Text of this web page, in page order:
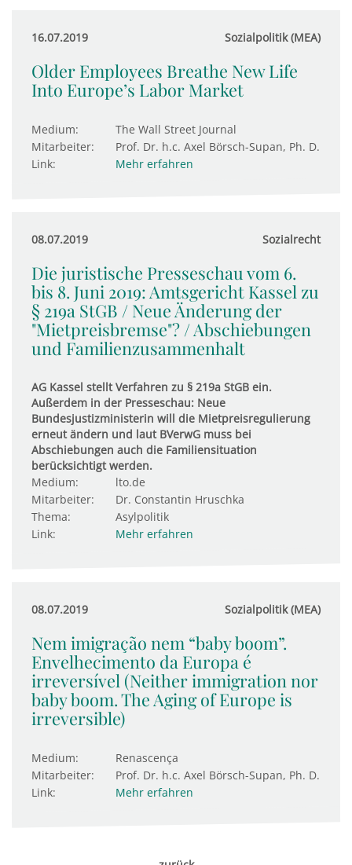
16.07.2019 Sozialpolitik (MEA)
Older Employees Breathe New Life
Into Europe’s Labor Market
Medium:
The Wall Street Journal
Mitarbeiter:
Prof. Dr. h.c. Axel Börsch-Supan, Ph. D.
Link:
Mehr erfahren
08.07.2019 Sozialrecht
Die juristische Presseschau vom 6.
bis 8. Juni 2019: Amts­ge­richt Kassel zu
§ 219a StGB / Neue Ände­rung der
"Miet­p­reis­b­remse"? / Ab­schie­bungen
und Fami­li­en­zu­sam­men­halt
AG Kassel stellt Verfahren zu § 219a StGB ein.
Außerdem in der Presseschau: Neue
Bundesjustizministerin will die Mietpreisregulierung
erneut ändern und laut BVerwG muss bei
Abschiebungen auch die Familiensituation
berücksichtigt werden.
Medium:
lto.de
Mitarbeiter:
Dr. Constantin Hruschka
Thema:
Asylpolitik
Link:
Mehr erfahren
08.07.2019 Sozialpolitik (MEA)
Nem imigração nem “baby boom”.
Envelhecimento da Europa é
irreversível (Neither immigration nor
baby boom. The Aging of Europe is
irreversible)
Medium:
Renascença
Mitarbeiter:
Prof. Dr. h.c. Axel Börsch-Supan, Ph. D.
Link:
Mehr erfahren